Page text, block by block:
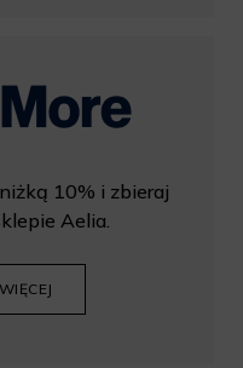
10% i zbieraj
Aelia.